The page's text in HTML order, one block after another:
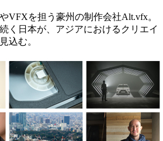
VFXを担う豪州の制作会社Alt.vfx。
く日本が、アジアにおけるクリエイ
込む。